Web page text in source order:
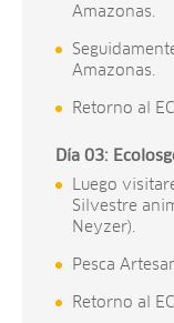
Amazonas.
Amazonas.
Retorno al
Día 03:
Luego
Silvestre
Neyzer).
Pesca
Retorno al